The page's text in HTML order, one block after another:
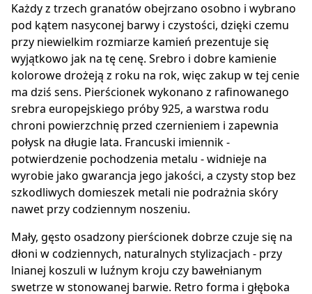
Każdy z trzech granatów obejrzano osobno i wybrano
pod kątem nasyconej barwy i czystości, dzięki czemu
przy niewielkim rozmiarze kamień prezentuje się
wyjątkowo jak na tę cenę. Srebro i dobre kamienie
kolorowe drożeją z roku na rok, więc zakup w tej cenie
ma dziś sens. Pierścionek wykonano z rafinowanego
srebra europejskiego próby 925, a warstwa rodu
chroni powierzchnię przed czernieniem i zapewnia
połysk na długie lata. Francuski imiennik -
potwierdzenie pochodzenia metalu - widnieje na
wyrobie jako gwarancja jego jakości, a czysty stop bez
szkodliwych domieszek metali nie podrażnia skóry
nawet przy codziennym noszeniu.
Mały, gęsto osadzony pierścionek dobrze czuje się na
dłoni w codziennych, naturalnych stylizacjach - przy
lnianej koszuli w luźnym kroju czy bawełnianym
swetrze w stonowanej barwie. Retro forma i głęboka